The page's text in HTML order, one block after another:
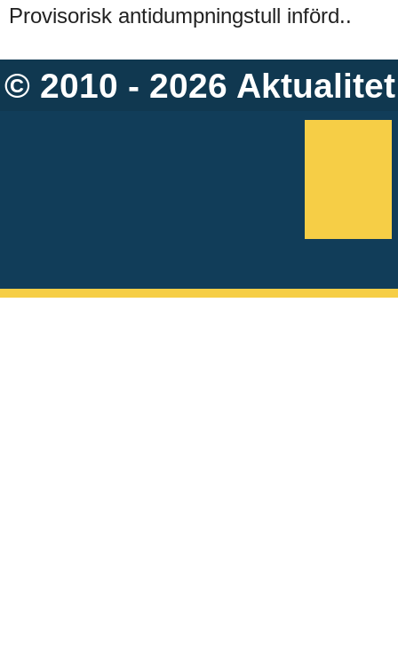
Provisorisk antidumpningstull införd..
© 2010 - 2026 Aktualitet